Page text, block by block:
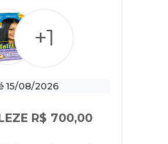
+1
15/08/2026
R$ 700,00